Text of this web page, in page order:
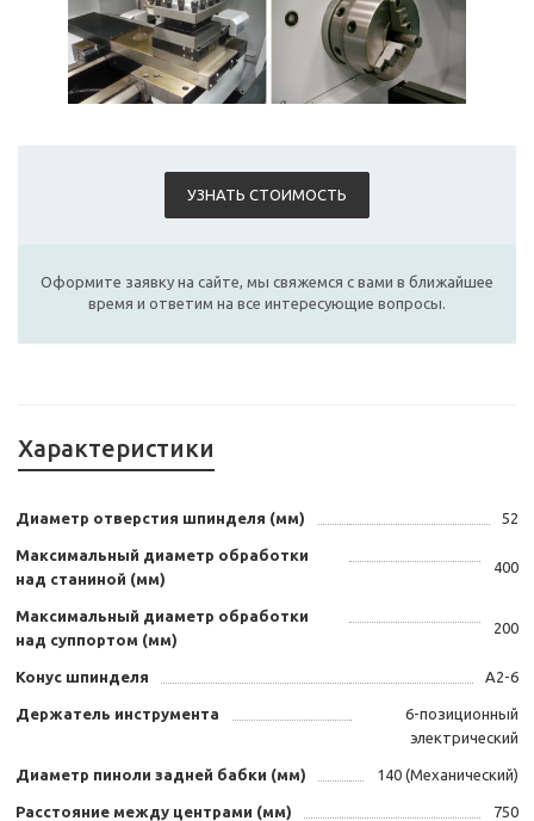
УЗНАТЬ СТОИМОСТЬ
Оформите заявку на сайте, мы свяжемся с вами в ближайшее
время и ответим на все интересующие вопросы.
Характеристики
Диаметр отверстия шпинделя (мм) 52
Максимальный диаметр обработки
над станиной (мм)
400
Максимальный диаметр обработки
над суппортом (мм)
200
Конус шпинделя A2-6
Держатель инструмента
6-позиционный
электрический
Диаметр пиноли задней бабки (мм) 140 (Механический)
Расстояние между центрами (мм) 750